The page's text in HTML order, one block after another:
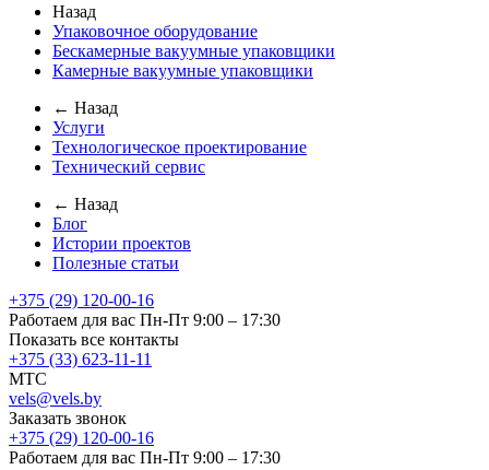
Назад
Упаковочное оборудование
Бескамерные вакуумные упаковщики
Камерные вакуумные упаковщики
← Назад
Услуги
Технологическое проектирование
Технический сервис
← Назад
Блог
Истории проектов
Полезные статьи
+375 (29) 120-00-16
Работаем для вас Пн-Пт 9:00 – 17:30
Показать все контакты
+375 (33) 623-11-11
MTC
vels@vels.by
Заказать звонок
+375 (29) 120-00-16
Работаем для вас Пн-Пт 9:00 – 17:30